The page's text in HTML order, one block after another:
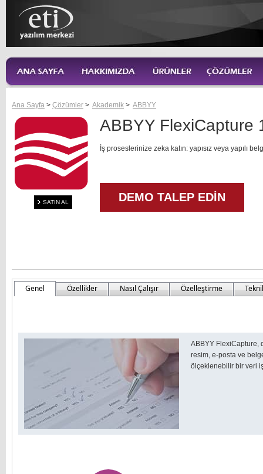
Ana Sayfa > Çözümler > Akademik > ABBYY
SATIN AL
ABBYY FlexiCapture
İş proseslerinize zeka katın: yapısız veya yapılı
DEMO TALEP EDİN
Genel Özellikler Nasıl Çalışır Özelleştirme
ABBYY FlexiCapture,
resim, e-posta ve
ölçeklenebilir bir veri